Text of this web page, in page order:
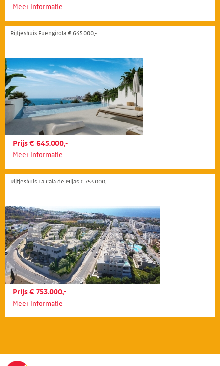
Meer informatie
Rijtjeshuis Fuengirola € 645.000,-
Prijs € 645.000,-
Meer informatie
Rijtjeshuis La Cala de Mijas € 753.000,-
Prijs € 753.000,-
Meer informatie